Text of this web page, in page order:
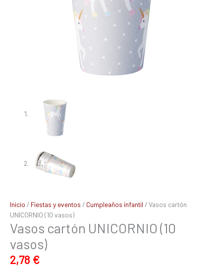
Inicio / Fiestas y eventos / Cumpleaños infantil / Vasos cartón
UNICORNIO (10 vasos)
Vasos cartón UNICORNIO (10
vasos)
2,78 €